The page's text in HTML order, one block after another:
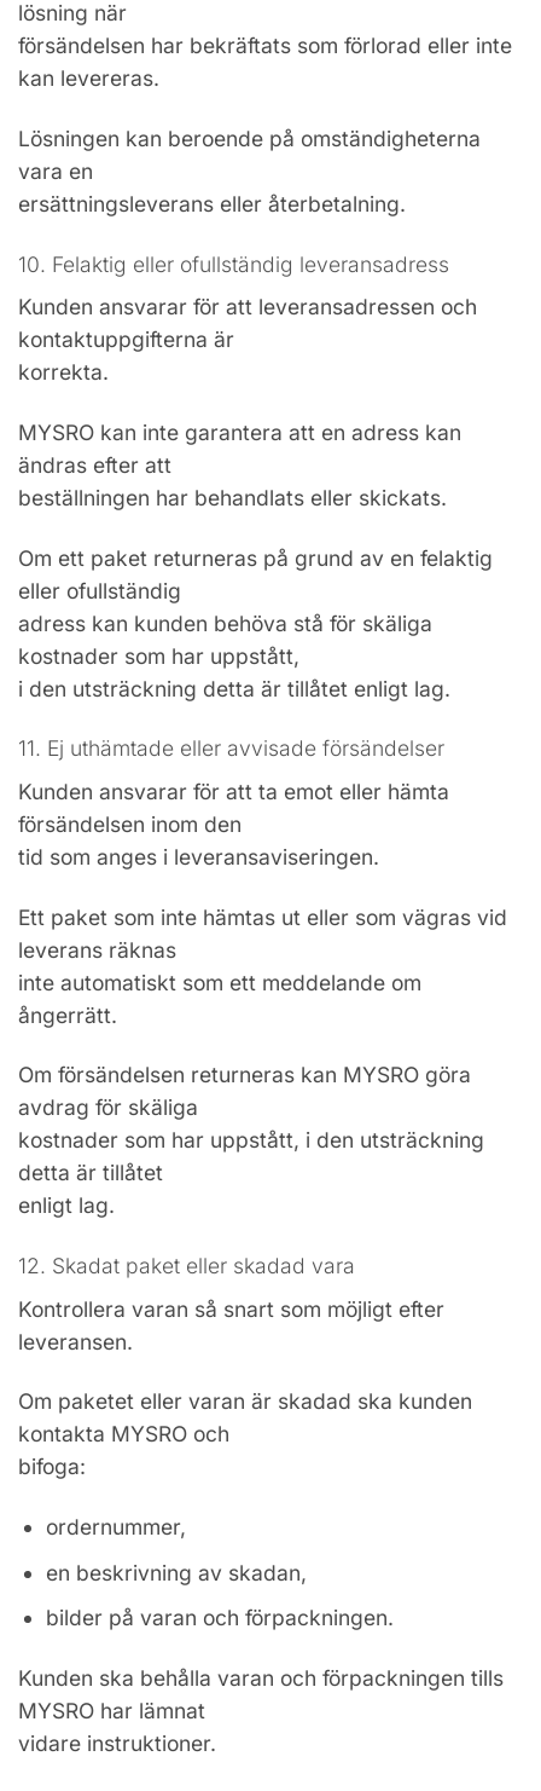
lösning när
försändelsen har bekräftats som förlorad eller inte
kan levereras.
Lösningen kan beroende på omständigheterna
vara en
ersättningsleverans eller återbetalning.
10. Felaktig eller ofullständig leveransadress
Kunden ansvarar för att leveransadressen och
kontaktuppgifterna är
korrekta.
MYSRO kan inte garantera att en adress kan
ändras efter att
beställningen har behandlats eller skickats.
Om ett paket returneras på grund av en felaktig
eller ofullständig
adress kan kunden behöva stå för skäliga
kostnader som har uppstått,
i den utsträckning detta är tillåtet enligt lag.
11. Ej uthämtade eller avvisade försändelser
Kunden ansvarar för att ta emot eller hämta
försändelsen inom den
tid som anges i leveransaviseringen.
Ett paket som inte hämtas ut eller som vägras vid
leverans räknas
inte automatiskt som ett meddelande om
ångerrätt.
Om försändelsen returneras kan MYSRO göra
avdrag för skäliga
kostnader som har uppstått, i den utsträckning
detta är tillåtet
enligt lag.
12. Skadat paket eller skadad vara
Kontrollera varan så snart som möjligt efter
leveransen.
Om paketet eller varan är skadad ska kunden
kontakta MYSRO och
bifoga:
ordernummer,
en beskrivning av skadan,
bilder på varan och förpackningen.
Kunden ska behålla varan och förpackningen tills
MYSRO har lämnat
vidare instruktioner.